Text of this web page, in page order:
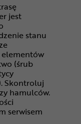
jest
stanu
(śrub
Skontroluj
hamulców.
serwisem